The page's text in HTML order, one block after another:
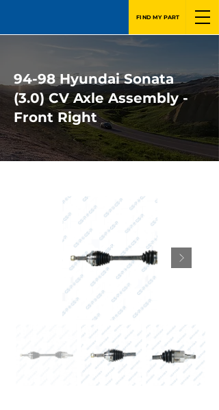
FIND MY PART
94-98 Hyundai Sonata
(3.0) CV Axle Assembly -
Front Right